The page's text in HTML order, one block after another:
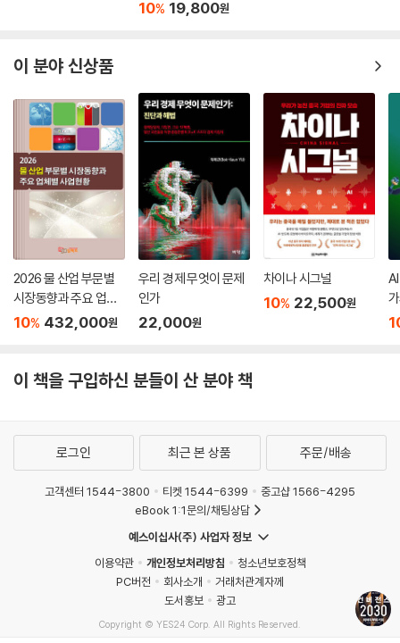
10% 19,800원
이 분야 신상품
2026 물 산업 부문별
시장동향과 주요 업체
별 사업현황
10% 432,000원
우리 경제 무엇이 문제
인가
22,000원
차이나 시그널
10% 22,500원
이 책을 구입하신 분들이 산 분야 책
로그인 최근 본 상품 주문/배송
고객센터 1544-3800 티켓 1544-6399
중고샵 1566-4295
eBook 1:1문의/채팅상담
예스이십사(주) 사업자 정보
이용약관
개인정보처리방침
청소년보호정책
PC버전
회사소개
거래처관계자께
도서홍보
광고
Copyright © YES24 Corp. All Rights Reserved.